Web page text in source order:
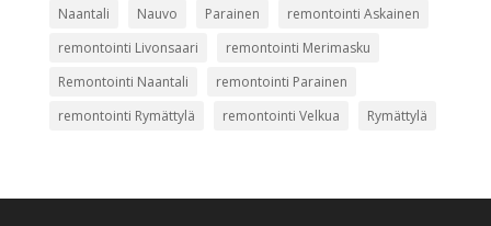
Naantali Nauvo Parainen
remontointi Askainen
remontointi Livonsaari
remontointi Merimasku
Remontointi Naantali
remontointi Parainen
remontointi Rymättylä
remontointi Velkua Rymättylä